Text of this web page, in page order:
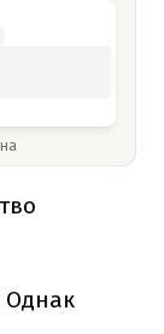
Однак